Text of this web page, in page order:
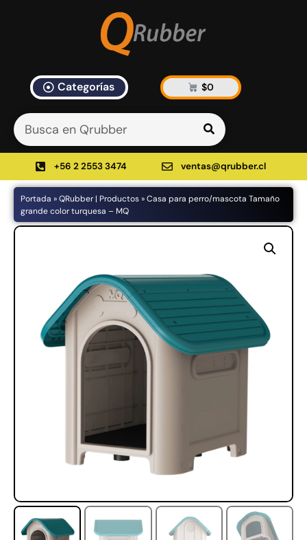
Categorías $0
+56 2 2553 3474 ventas@qrubber.cl
Portada »QRubber | Productos»Casa para perro/mascota Tamaño
grande color turquesa – MQ
Artículos Blog
535 results found in 10ms
Filtrar
Productos
11.790.000
Agregar al carrito
Leer más
50%